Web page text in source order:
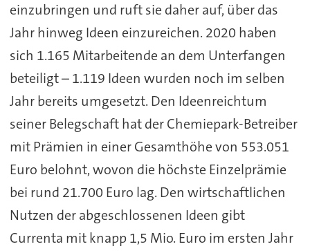
einzubringen und ruft sie daher auf, über das
Jahr hinweg Ideen einzureichen. 2020 haben
sich 1.165 Mitarbeitende an dem Unterfangen
beteiligt – 1.119 Ideen wurden noch im selben
Jahr bereits umgesetzt. Den Ideenreichtum
seiner Belegschaft hat der Chemiepark-Betreiber
mit Prämien in einer Gesamthöhe von 553.051
Euro belohnt, wovon die höchste Einzelprämie
bei rund 21.700 Euro lag. Den wirtschaftlichen
Nutzen der abgeschlossenen Ideen gibt
Currenta mit knapp 1,5 Mio. Euro im ersten Jahr